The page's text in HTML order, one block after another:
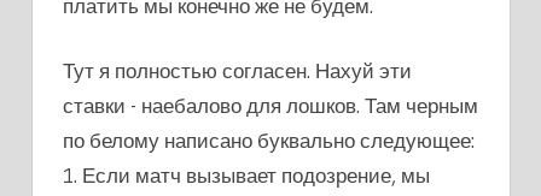
платить мы конечно же не будем.
Тут я полностью согласен. Нахуй эти
ставки - наебалово для лошков. Там черным
по белому написано буквально следующее:
1. Если матч вызывает подозрение, мы